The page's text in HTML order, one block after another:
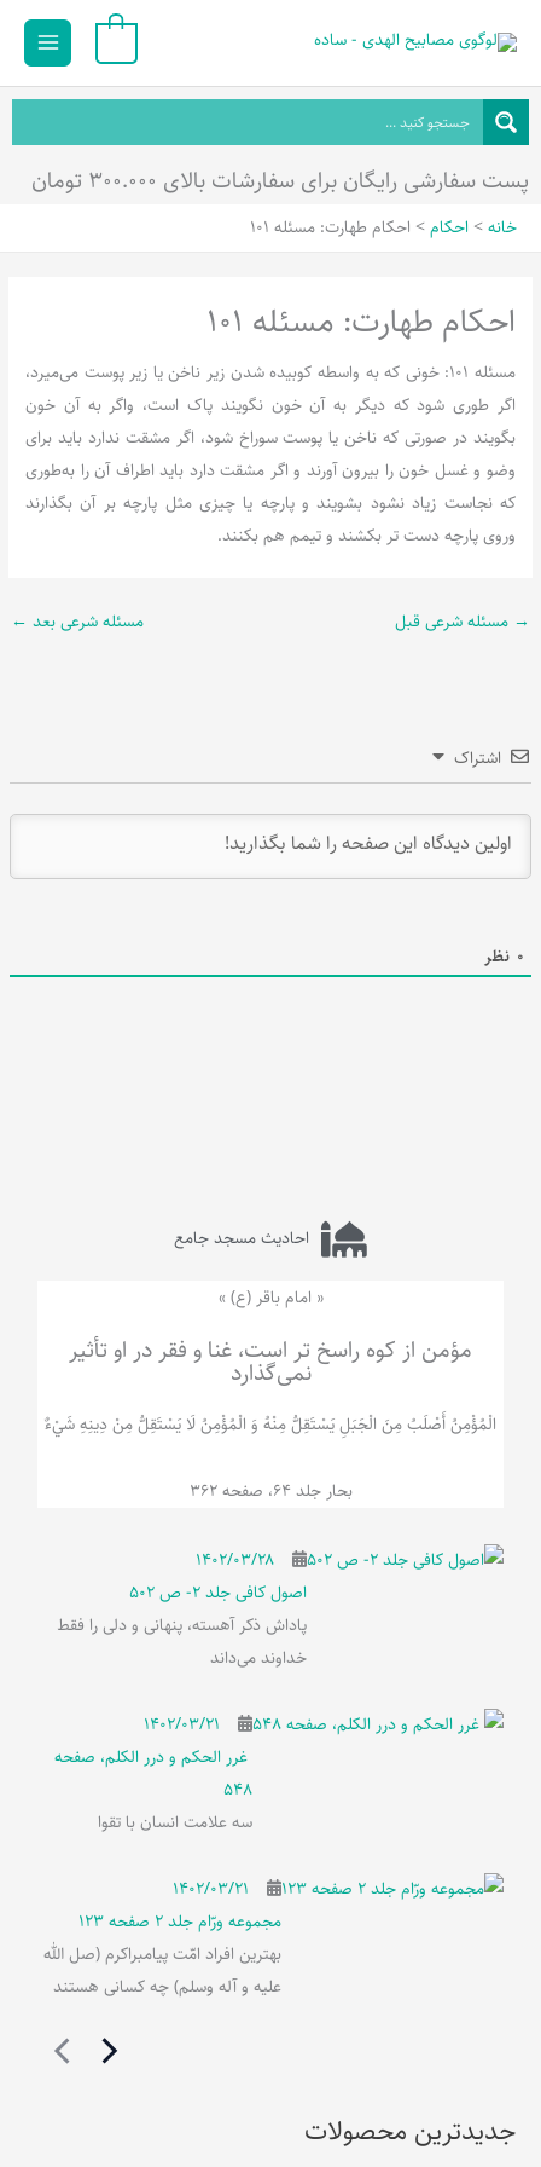
محتوا
Main
پست سفارشی رایگان برای سفارشات بالای ۳۰۰.۰۰۰ تومان
خانه احکام احکام طهارت: مسئله 101
احکام طهارت: مسئله 101
مسئله 101: خونی که به واسطه کوبیده شدن زیر ناخن یا زیر پوست می‌میرد،
اگر طوری شود که دیگر به آن خون نگویند پاک است، واگر به آن خون
بگویند در صورتی که ناخن یا پوست سوراخ شود، اگر مشقت ندارد باید برای
وضو و غسل خون را بیرون آورند و اگر مشقت دارد باید اطراف آن را به‌طوری
که نجاست زیاد نشود بشویند و پارچه یا چیزی مثل پارچه بر آن بگذارند
وروی پارچه دست تر بکشند و تیمم هم بکنند.
→ مسئله شرعی قبل مسئله شرعی بعد ←
اشتراک
0 نظر
احادیث مسجد جامع
« امام باقر (ع) »
مؤمن از کوه راسخ تر است، غنا و فقر در او تأثیر
نمی‌گذارد
الْمُؤْمِنُ‌ أَصْلَبُ‌ مِنَ‌ الْجَبَلِ‌ یَسْتَقِلُّ مِنْهُ وَ الْمُؤْمِنُ لَا يَسْتَقِلُّ مِنْ دِينِهِ شَيْ‌ءٌ
بحار جلد 64، صفحه 362
۱۴۰۲/۰۳/۲۸
اصول کافی جلد 2- ص 502
پاداش ذکر آهسته، پنهانی و دلی را فقط
خداوند می‌داند
۱۴۰۲/۰۳/۲۱
غرر الحکم و درر الکلم، صفحه
548
سه علامت انسان با تقوا
۱۴۰۲/۰۳/۲۱
مجموعه ورّام جلد 2 صفحه 123
بهترین افراد امّت پیامبراکرم (صل الله
علیه و آله وسلم) چه کسانی هستند
جدیدترین محصولات